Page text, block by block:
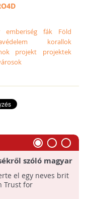
emberiség fák
Föld
korallok
projekt
projektek
szóló magyar
el egy neves brit
Trust for